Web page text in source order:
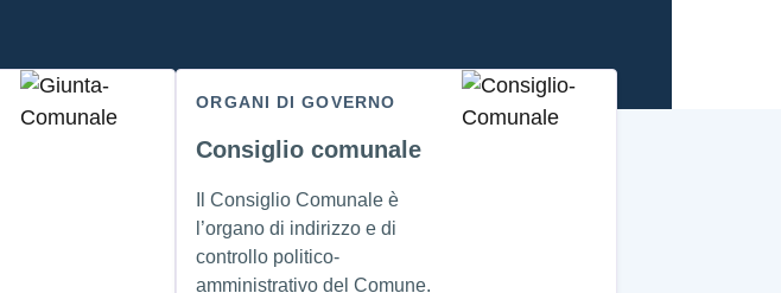
ORGANI DI GOVERNO
Consiglio comunale
Il Consiglio Comunale è
l’organo di indirizzo e di
controllo politico-
amministrativo del Comune.